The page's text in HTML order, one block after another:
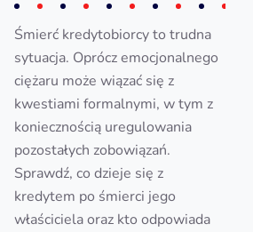
Śmierć kredytobiorcy to trudna
sytuacja. Oprócz emocjonalnego
ciężaru może wiązać się z
kwestiami formalnymi, w tym z
koniecznością uregulowania
pozostałych zobowiązań.
Sprawdź, co dzieje się z
kredytem po śmierci jego
właściciela oraz kto odpowiada